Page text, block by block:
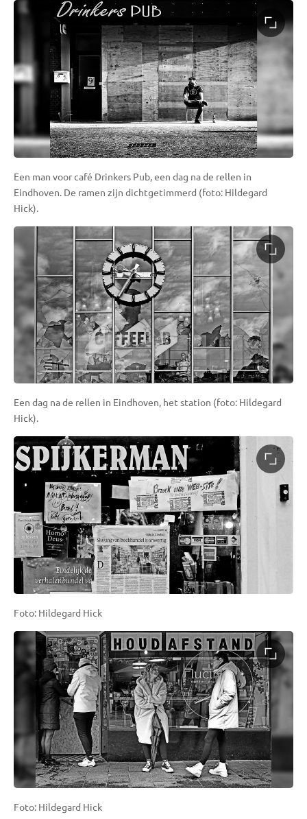
Een man voor café Drinkers Pub, een dag na de rellen in
Eindhoven. De ramen zijn dichtgetimmerd (foto: Hildegard
Hick).
Een dag na de rellen in Eindhoven, het station (foto: Hildegard
Hick).
Foto: Hildegard Hick
Foto: Hildegard Hick